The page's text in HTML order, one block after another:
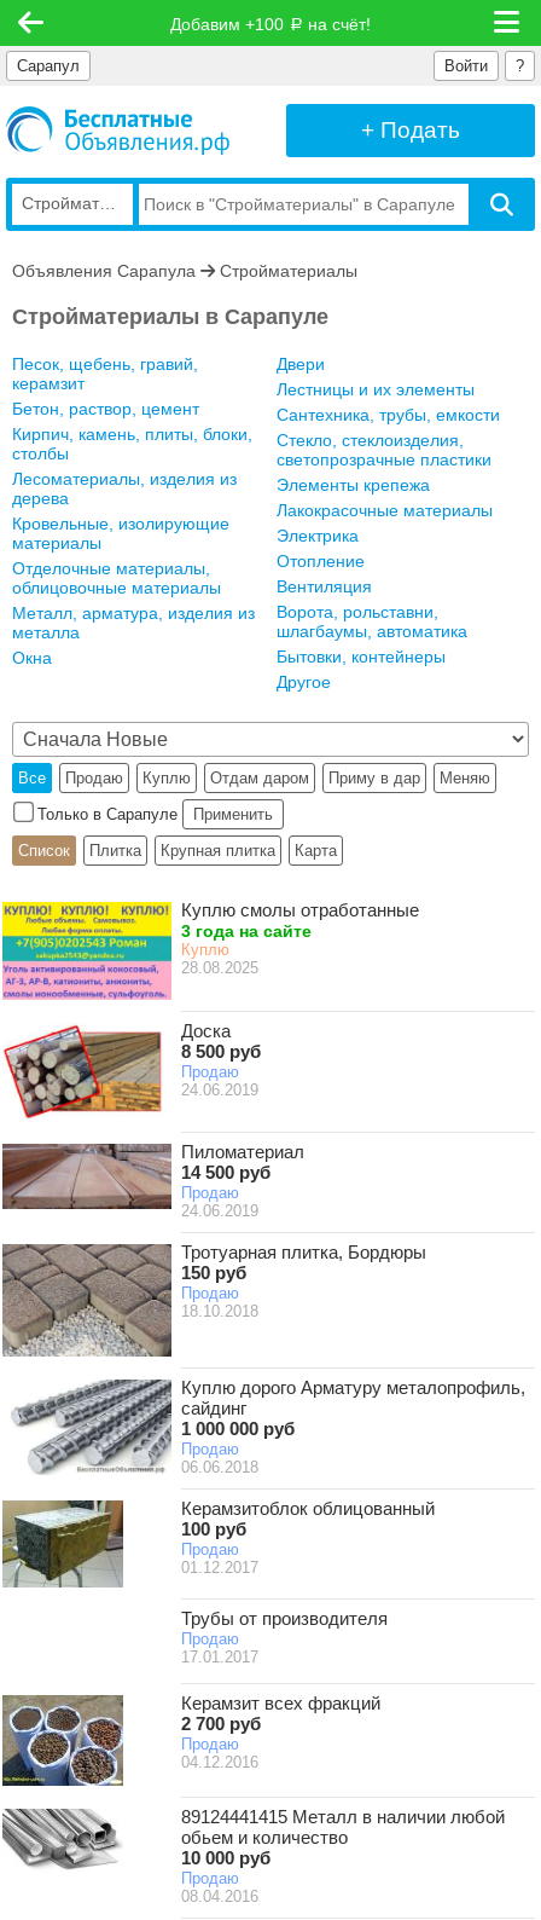
Добавим +100 руб на счёт!
Сарапул ?
Войти
+ Подать
Стройматериалы
Объявления Сарапула Стройматериалы
Стройматериалы в Сарапуле
Песок, щебень, гравий,
керамзит
Бетон, раствор, цемент
Кирпич, камень, плиты, блоки,
столбы
Лесоматериалы, изделия из
дерева
Кровельные, изолирующие
материалы
Отделочные материалы,
облицовочные материалы
Металл, арматура, изделия из
металла
Окна
Двери
Лестницы и их элементы
Сантехника, трубы, емкости
Стекло, стеклоизделия,
светопрозрачные пластики
Элементы крепежа
Лакокрасочные материалы
Электрика
Отопление
Вентиляция
Ворота, рольставни,
шлагбаумы, автоматика
Бытовки, контейнеры
Другое
Все Продаю Куплю Отдам даром Приму в дар
Меняю
Только в Сарапуле
Применить
Список
Плитка Крупная плитка Карта
Куплю смолы отработанные
3 года на сайте
Куплю
28.08.2025
Доска
8 500 руб
Продаю
24.06.2019
Пиломатериал
14 500 руб
Продаю
24.06.2019
Тротуарная плитка, Бордюры
150 руб
Продаю
18.10.2018
Куплю дорого Арматуру металопрофиль,
сайдинг
1 000 000 руб
Продаю
06.06.2018
Керамзитоблок облицованный
100 руб
Продаю
01.12.2017
Трубы от производителя
Продаю
17.01.2017
Керамзит всех фракций
2 700 руб
Продаю
04.12.2016
89124441415 Металл в наличии любой
обьем и количество
10 000 руб
Продаю
08.04.2016